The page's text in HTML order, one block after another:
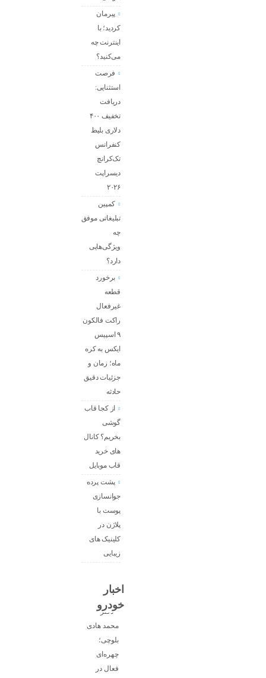
پیرمان
کردید؛ با
اینترنت چه
می‌کنید؟
فرصت
استثنایی:
دریافت
تخفیف ۴۰۰
دلاری بلیط
کنفرانس
تک‌کرانچ
دیسراپت
۲۰۲۶
کمپین
تبلیغاتی موفق
چه
ویژگی‌هایی
دارد؟
برخورد
قطعه
غیرفعال
راکت فالکون
۹ اسپیس
ایکس به کره
ماه؛ زمان و
جزئیات دقیق
حادثه
از کجا قاب
گوشی
بخریم؟ کانال
های خرید
قاب موبایل
پشت پرده
جوانسازی
پوست با
پلاژن در
کلینیک های
زیبایی
اخبار
خودرو
دکتر
محمد هادی
بلوچی؛
چهره‌ای
فعال در